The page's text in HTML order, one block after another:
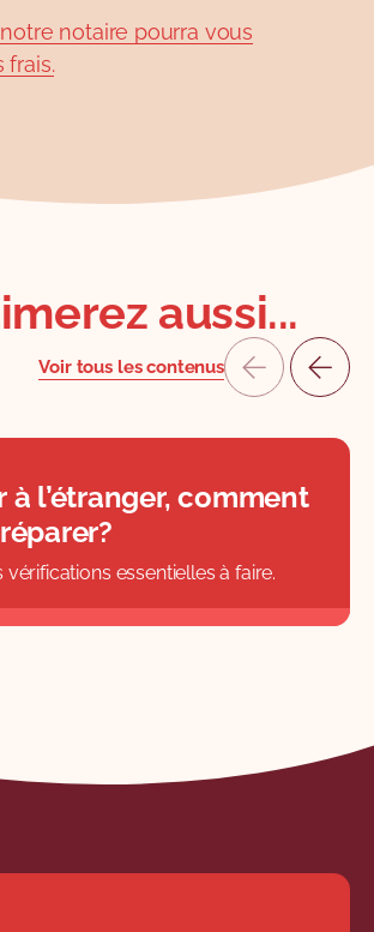
notaire pourra vous
frais.
aussi...
Voir tous les contenus
à l’étranger, comment
essentielles à faire.